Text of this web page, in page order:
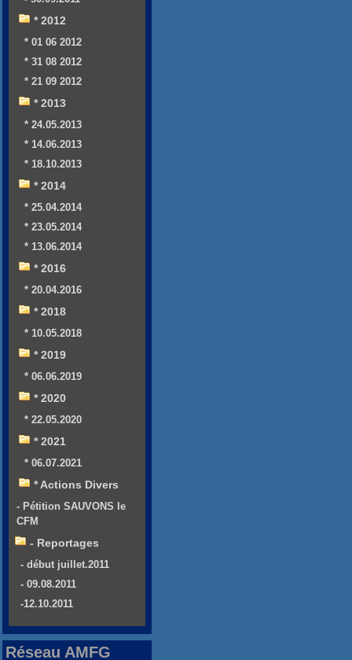
* 2012
* 01 06 2012
* 31 08 2012
* 21 09 2012
* 2013
* 24.05.2013
* 14.06.2013
* 18.10.2013
* 2014
* 25.04.2014
* 23.05.2014
* 13.06.2014
* 2016
* 20.04.2016
* 2018
* 10.05.2018
* 2019
* 06.06.2019
* 2020
* 22.05.2020
* 2021
* 06.07.2021
* Actions Divers
- Pétition SAUVONS le
CFM
- Reportages
- début juillet.2011
- 09.08.2011
-12.10.2011
Réseau AMFG